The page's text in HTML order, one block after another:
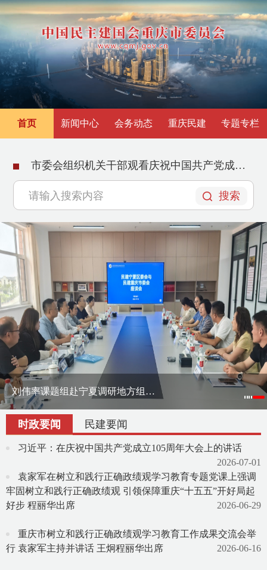
首页 新闻中心 会务动态 重庆民建 专题专栏
市委会组织机关干部观看庆祝中国共产党成立105周年大会直播
搜索
刘伟率课题组赴宁夏调研地方组织会员发展
渝滇民建书画院在昆明举办交流笔会
刘伟赴云南作会史宣讲报告
民建重庆市两江新区委员会成立
刘伟赴宁夏作会史宣讲报告 刘伟率课题组赴宁夏调研地方组织会员发展
时政要闻 民建要闻
习近平：在庆祝中国共产党成立105周年大会上的讲话
2026-07-01
袁家军在树立和践行正确政绩观学习教育专题党课上强调
牢固树立和践行正确政绩观 引领保障重庆“十五五”开好局起
好步 程丽华出席
2026-06-29
重庆市树立和践行正确政绩观学习教育工作成果交流会举
行 袁家军主持并讲话 王炯程丽华出席
2026-06-16